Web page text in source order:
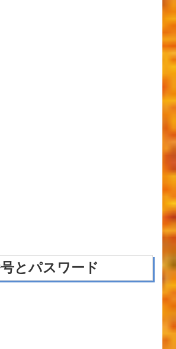
とパスワード